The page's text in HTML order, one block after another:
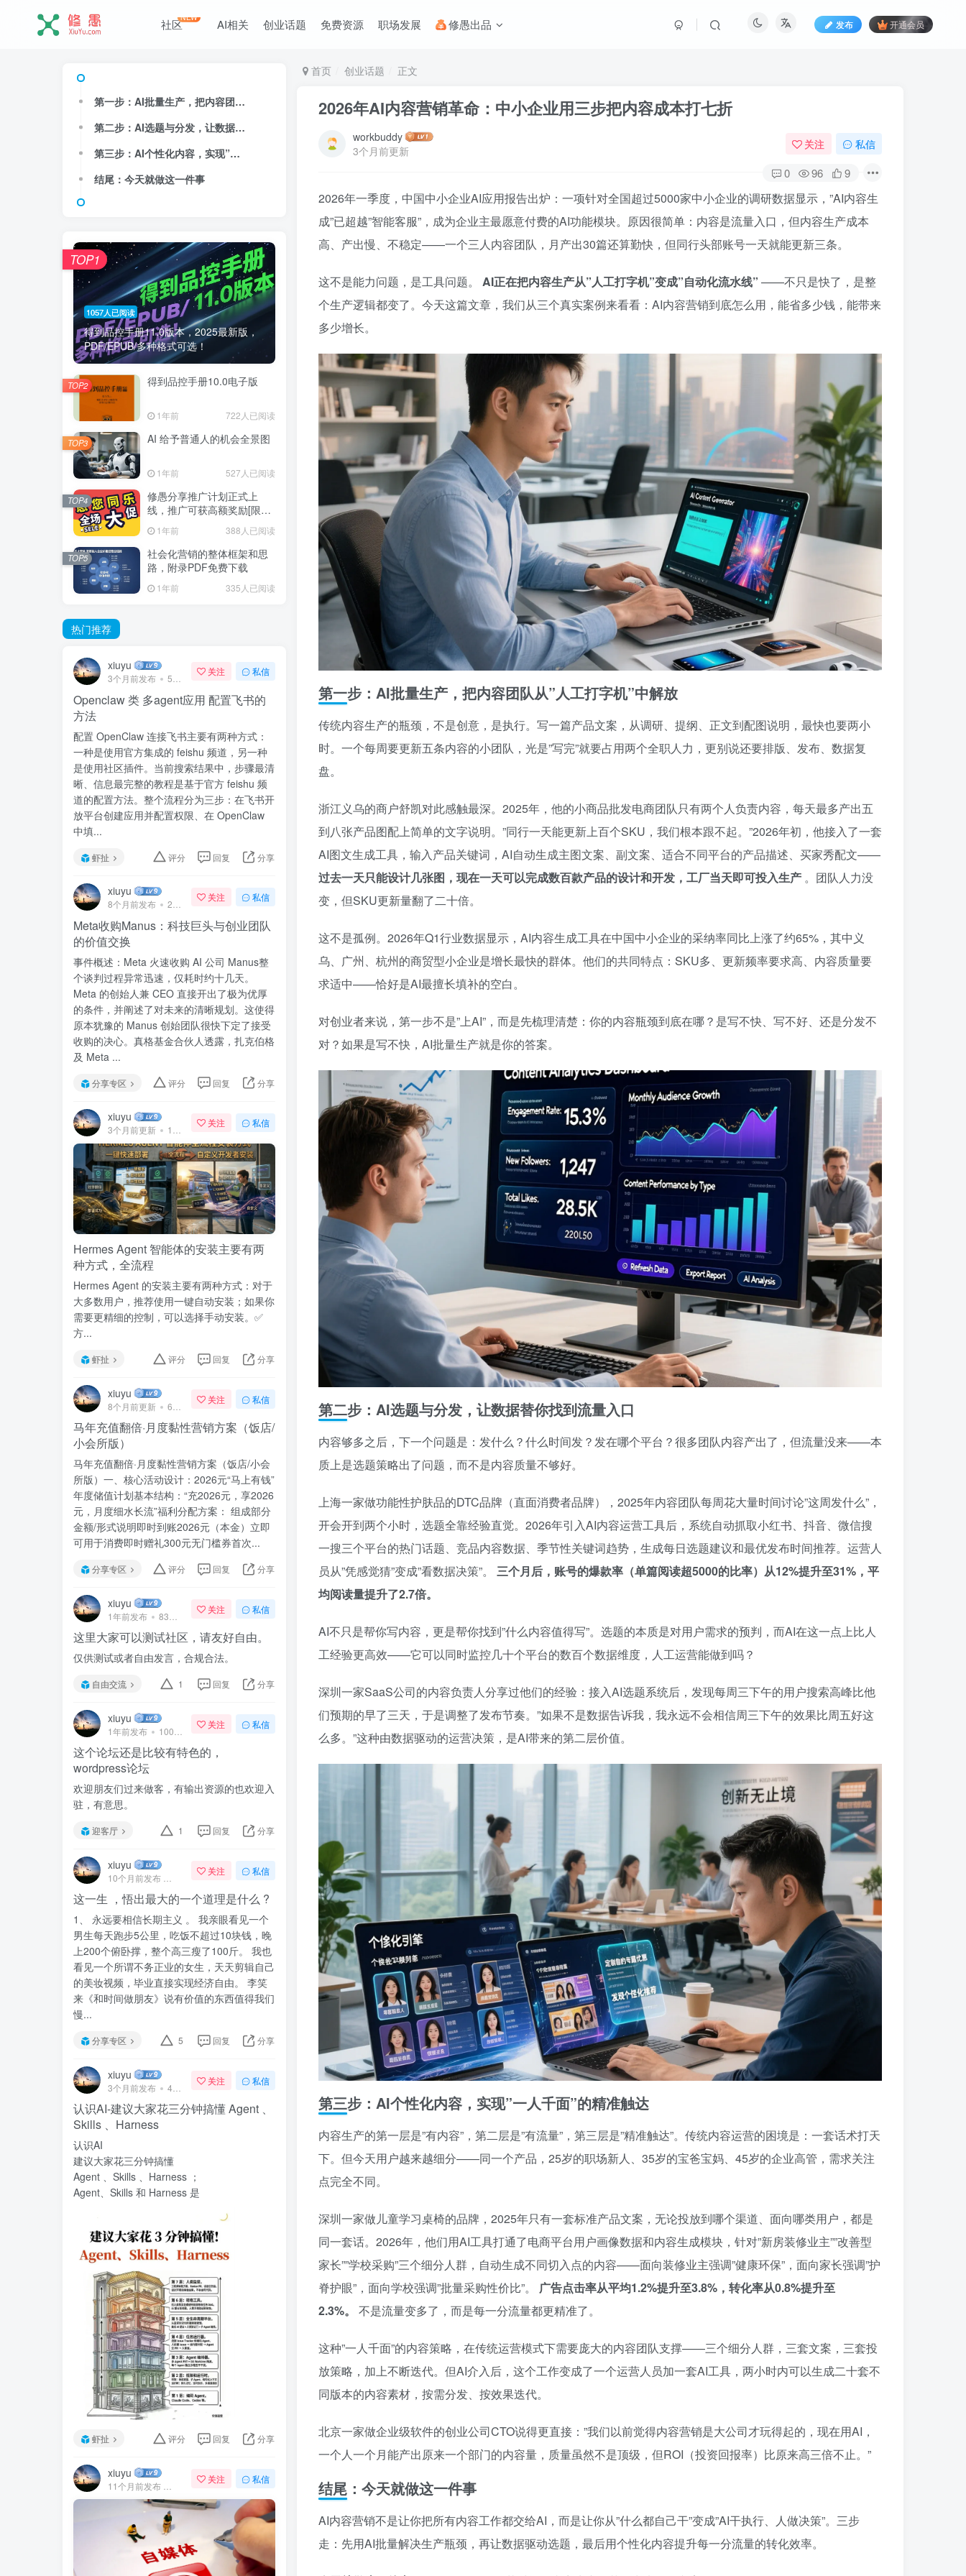
社区NEW AI相关 创业话题 免费资源 职场发展 修愚出品 发布 开通会员
首页 创业话题 正文
2026年AI内容营销革命：中小企业用三步把内容成本打七折
workbuddy
3个月前更新
关注 私信
0 96 9
2026年一季度，中国中小企业AI应用报告出炉：一项针对全国超过5000家中小企业的调研数据显示，”AI内容生
成”已超越”智能客服”，成为企业主最愿意付费的AI功能模块。原因很简单：内容是流量入口，但内容生产成本
高、产出慢、不稳定——一个三人内容团队，月产出30篇还算勤快，但同行头部账号一天就能更新三条。
这不是能力问题，是工具问题。 AI正在把内容生产从”人工打字机”变成”自动化流水线” ——不只是快了，是整
个生产逻辑都变了。今天这篇文章，我们从三个真实案例来看看：AI内容营销到底怎么用，能省多少钱，能带来
多少增长。
第一步：AI批量生产，把内容团队从”人工打字机”中解放
传统内容生产的瓶颈，不是创意，是执行。写一篇产品文案，从调研、提纲、正文到配图说明，最快也要两小
时。一个每周要更新五条内容的小团队，光是”写完”就要占用两个全职人力，更别说还要排版、发布、数据复
盘。
浙江义乌的商户舒凯对此感触最深。2025年，他的小商品批发电商团队只有两个人负责内容，每天最多产出五
到八张产品图配上简单的文字说明。”同行一天能更新上百个SKU，我们根本跟不起。”2026年初，他接入了一套
AI图文生成工具，输入产品关键词，AI自动生成主图文案、副文案、适合不同平台的产品描述、买家秀配文——
过去一天只能设计几张图，现在一天可以完成数百款产品的设计和开发，工厂当天即可投入生产 。团队人力没
变，但SKU更新量翻了二十倍。
这不是孤例。2026年Q1行业数据显示，AI内容生成工具在中国中小企业的采纳率同比上涨了约65%，其中义
乌、广州、杭州的商贸型小企业是增长最快的群体。他们的共同特点：SKU多、更新频率要求高、内容质量要
求适中——恰好是AI最擅长填补的空白。
对创业者来说，第一步不是”上AI”，而是先梳理清楚：你的内容瓶颈到底在哪？是写不快、写不好、还是分发不
对？如果是写不快，AI批量生产就是你的答案。
第二步：AI选题与分发，让数据替你找到流量入口
内容够多之后，下一个问题是：发什么？什么时间发？发在哪个平台？很多团队内容产出了，但流量没来——本
质上是选题策略出了问题，而不是内容质量不够好。
上海一家做功能性护肤品的DTC品牌（直面消费者品牌），2025年内容团队每周花大量时间讨论”这周发什么”，
开会开到两个小时，选题全靠经验直觉。2026年引入AI内容运营工具后，系统自动抓取小红书、抖音、微信搜
一搜三个平台的热门话题、竞品内容数据、季节性关键词趋势，生成每日选题建议和最优发布时间推荐。运营人
员从”凭感觉猜”变成”看数据决策”。 三个月后，账号的爆款率（单篇阅读超5000的比率）从12%提升至31%，平
均阅读量提升了2.7倍。
AI不只是帮你写内容，更是帮你找到”什么内容值得写”。选题的本质是对用户需求的预判，而AI在这一点上比人
工经验更高效——它可以同时监控几十个平台的数百个数据维度，人工运营能做到吗？
深圳一家SaaS公司的内容负责人分享过他们的经验：接入AI选题系统后，发现每周三下午的用户搜索高峰比他
们预期的早了三天，于是调整了发布节奏。”如果不是数据告诉我，我永远不会相信周三下午的效果比周五好这
么多。”这种由数据驱动的运营决策，是AI带来的第二层价值。
第三步：AI个性化内容，实现”一人千面”的精准触达
内容生产的第一层是”有内容”，第二层是”有流量”，第三层是”精准触达”。传统内容运营的困境是：一套话术打天
下。但今天用户越来越细分——同一个产品，25岁的职场新人、35岁的宝爸宝妈、45岁的企业高管，需求关注
点完全不同。
深圳一家做儿童学习桌椅的品牌，2025年只有一套标准产品文案，无论投放到哪个渠道、面向哪类用户，都是
同一套话。2026年，他们用AI工具打通了电商平台用户画像数据和内容生成模块，针对”新房装修业主””改善型
家长””学校采购”三个细分人群，自动生成不同切入点的内容——面向装修业主强调”健康环保”，面向家长强调”护
脊护眼”，面向学校强调”批量采购性价比”。 广告点击率从平均1.2%提升至3.8%，转化率从0.8%提升至
2.3%。 不是流量变多了，而是每一分流量都更精准了。
这种”一人千面”的内容策略，在传统运营模式下需要庞大的内容团队支撑——三个细分人群，三套文案，三套投
放策略，加上不断迭代。但AI介入后，这个工作变成了一个运营人员加一套AI工具，两小时内可以生成二十套不
同版本的内容素材，按需分发、按效果迭代。
北京一家做企业级软件的创业公司CTO说得更直接：”我们以前觉得内容营销是大公司才玩得起的，现在用AI，
一个人一个月能产出原来一个部门的内容量，质量虽然不是顶级，但ROI（投资回报率）比原来高三倍不止。”
结尾：今天就做这一件事
AI内容营销不是让你把所有内容工作都交给AI，而是让你从”什么都自己干”变成”AI干执行、人做决策”。三步
走：先用AI批量解决生产瓶颈，再让数据驱动选题，最后用个性化内容提升每一分流量的转化效率。
第一步：AI批量生产，把内容团队从”人工打字机”中解放
第二步：AI选题与分发，让数据替你找到流量入口
第三步：AI个性化内容，实现”一人千面”的精准触达
结尾：今天就做这一件事
1057人已阅读
得到品控手册11.0版本，2025最新版，
PDF/EPUB/多种格式可选！
TOP1
得到品控手册10.0电子版
1年前 722人已阅读
TOP2
AI 给予普通人的机会全景图
1年前 527人已阅读
TOP3
修愚分享推广计划正式上
线，推广可获高额奖励[限时
1年前 388人已阅读
TOP4
社会化营销的整体框架和思
路，附录PDF免费下载
1年前 335人已阅读
TOP5
热门推荐
xiuyu
3个月前发布 57次阅读
关注 私信
Openclaw 类 多agent应用 配置飞书的
方法
配置 OpenClaw 连接飞书主要有两种方式：
一种是使用官方集成的 feishu 频道，另一种
是使用社区插件。当前搜索结果中，步骤最清
晰、信息最完整的教程是基于官方 feishu 频
道的配置方法。整个流程分为三步：在飞书开
放平台创建应用并配置权限、在 OpenClaw
中填...
虾扯 评分 回复 分享
xiuyu
8个月前发布 240次阅读
关注 私信
Meta收购Manus：科技巨头与创业团队
的价值交换
事件概述：Meta 火速收购 AI 公司 Manus整
个谈判过程异常迅速，仅耗时约十几天。
Meta 的创始人兼 CEO 直接开出了极为优厚
的条件，并阐述了对未来的清晰规划。这使得
原本犹豫的 Manus 创始团队很快下定了接受
收购的决心。真格基金合伙人透露，扎克伯格
及 Meta ...
分享专区 评分 回复 分享
xiuyu
3个月前更新 141次阅读
关注 私信
Hermes Agent 智能体的安装主要有两
种方式，全流程
Hermes Agent 的安装主要有两种方式：对于
大多数用户，推荐使用一键自动安装；如果你
需要更精细的控制，可以选择手动安装。✅
方...
虾扯 评分 回复 分享
xiuyu
8个月前更新 69次阅读
关注 私信
马年充值翻倍·月度黏性营销方案（饭店/
小会所版）
马年充值翻倍·月度黏性营销方案（饭店/小会
所版）一、核心活动设计：2026元“马上有钱”
年度储值计划基本结构：“充2026元，享2026
元，月度细水长流”福利分配方案： 组成部分
金额/形式说明即时到账2026元（本金）立即
可用于消费即时赠礼300元无门槛券首次...
分享专区 评分 回复 分享
xiuyu
1年前发布 83次阅读
关注 私信
这里大家可以测试社区，请友好自由。
仅供测试或者自由发言，合规合法。
自由交流 1 回复 分享
xiuyu
1年前发布 100次阅读
关注 私信
这个论坛还是比较有特色的，
wordpress论坛
欢迎朋友们过来做客，有输出资源的也欢迎入
驻，有意思。
迎客厅 1 回复 分享
xiuyu
41次阅读
关注 私信
这一生 ，悟出最大的一个道理是什么 ?
1、 永远要相信长期主义 。 我亲眼看见一个
男生每天跑步5公里，吃饭不超过10块钱，晚
上200个俯卧撑，整个高三瘦了100斤。 我也
看见一个所谓不务正业的女生，天天剪辑自己
的美妆视频，毕业直接实现经济自由。 李笑
来《和时间做朋友》说有价值的东西值得我们
慢...
分享专区 5 回复 分享
xiuyu
3个月前发布 47次阅读
关注 私信
认识AI-建议大家花三分钟搞懂 Agent 、
Skills 、Harness
认识AI
建议大家花三分钟搞懂
Agent 、Skills 、Harness ；
Agent、Skills 和 Harness 是
虾扯 评分 回复 分享
xiuyu
81次阅读
关注 私信